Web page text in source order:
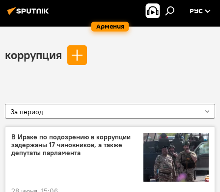
Армения
РУС
коррупция
За период
В Ираке по подозрению в коррупции
задержаны 17 чиновников, а также
депутаты парламента